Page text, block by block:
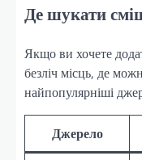
Де шукати
Якщо ви хочете
безліч місць, де
найпопулярніші
Джерело